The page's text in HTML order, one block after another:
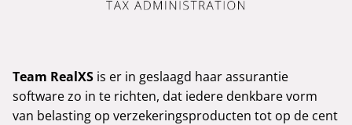
Team RealXS is er in geslaagd haar assurantie
software zo in te richten, dat iedere denkbare vorm
van belasting op verzekeringsproducten tot op de cent